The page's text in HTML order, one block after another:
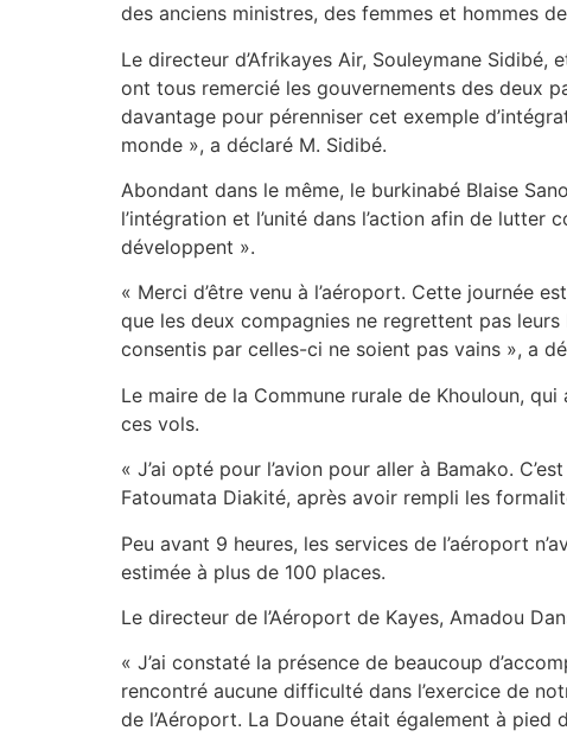
des anciens ministres, des femmes et hommes
Le directeur d’Afrikayes Air, Souleymane
ont tous remercié les gouvernements des deux
davantage pour pérenniser cet exemple
monde », a déclaré M. Sidibé.
Abondant dans le même, le burkinabé Blaise
l’intégration et l’unité dans l’action afin de
développent ».
« Merci d’être venu à l’aéroport. Cette journée
que les deux compagnies ne regrettent pas
consentis par celles-ci ne soient pas vains », a
Le maire de la Commune rurale de Khouloun,
ces vols.
« J’ai opté pour l’avion pour aller à Bamako.
Fatoumata Diakité, après avoir rempli les
Peu avant 9 heures, les services de l’aéroport
estimée à plus de 100 places.
Le directeur de l’Aéroport de Kayes, Amadou
« J’ai constaté la présence de beaucoup
rencontré aucune difficulté dans l’exercice de
de l’Aéroport. La Douane était également à pied